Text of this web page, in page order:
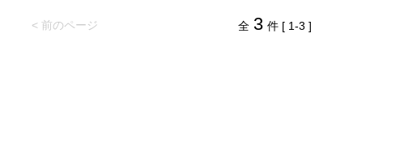
< 前のページ 全 3 件 [ 1-3 ]